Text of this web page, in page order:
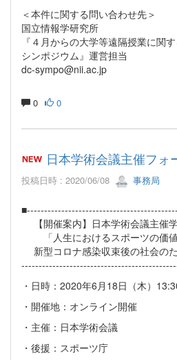
＜本件に関する問い合わせ先＞
国立情報学研究所
『４月からの大学等遠隔授業に関
シンポジウム』運営担当
dc-sympo@nii.ac.jp
0 0
日本学術会議主催フォ
投稿日時 : 2020/06/08 事務局
【開催案内】日本学術会議主催
「人生におけるスポーツの価値
新型コロナ感染収束後の社会の
・日時：2020年6月18日（木）
・開催地：オンライン開催
・主催：日本学術会議
・後援：スポーツ庁